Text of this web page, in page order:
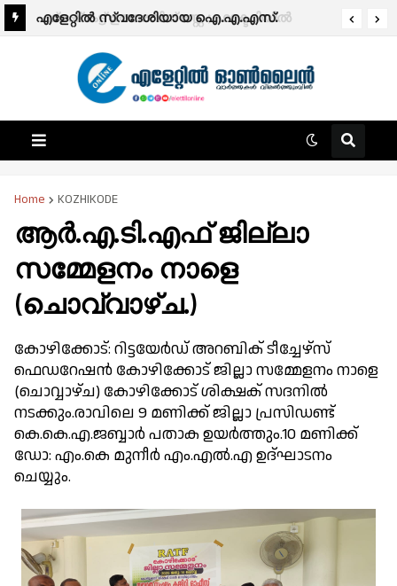
ഫ്രഷ് കട്ട് ഉത്തരവിന് സ്റ്റേ ; ഫാക്ടറിയിൽ
എളേറ്റിൽ സ്വദേശിയായ ഐ.എ.എസ്.
ജാഫർ ബംഗളൂരു മെട്രോ മാനേജിങ് ഡയറക്ടർ
Home KOZHIKODE
ആർ.എ.ടി.എഫ് ജില്ലാ
സമ്മേളനം നാളെ
(ചൊവ്വാഴ്ച.)
കോഴിക്കോട്: റിട്ടയേർഡ് അറബിക് ടീച്ചേഴ്സ്
ഫെഡറേഷൻ കോഴിക്കോട് ജില്ലാ സമ്മേളനം നാളെ
(ചൊവ്വാഴ്ച) കോഴിക്കോട് ശിക്ഷക് സദനിൽ
നടക്കും.രാവിലെ 9 മണിക്ക് ജില്ലാ പ്രസിഡണ്ട്
കെ.കെ.എ.ജബ്ബാർ പതാക ഉയർത്തും.10 മണിക്ക്
ഡോ: എം.കെ മുനീർ എം.എൽ.എ ഉദ്ഘാടനം
ചെയ്യും.